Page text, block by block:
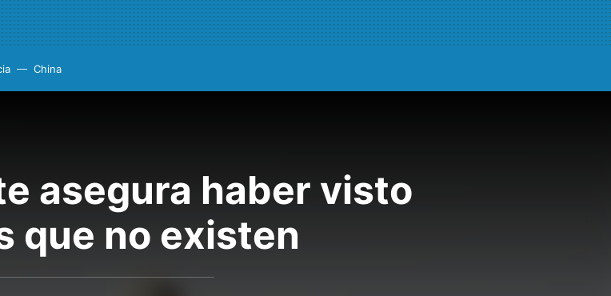
China
asegura haber visto
que no existen